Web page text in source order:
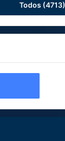
Todos (4713)